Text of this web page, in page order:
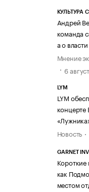
КУЛЬТУРА
Андрей
команда
а о власти
Мнение
6
LYM
LYM
Новость
GARNET
Короткие
как
местом